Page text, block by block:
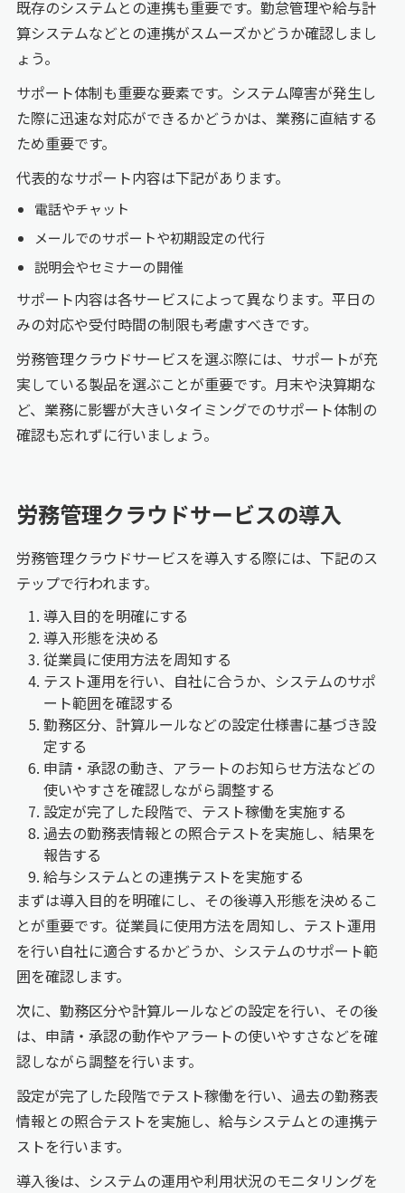
既存のシステムとの連携も重要です。勤怠管理や給与計
算システムなどとの連携がスムーズかどうか確認しまし
ょう。
サポート体制も重要な要素です。システム障害が発生し
た際に迅速な対応ができるかどうかは、業務に直結する
ため重要です。
代表的なサポート内容は下記があります。
電話やチャット
メールでのサポートや初期設定の代行
説明会やセミナーの開催
サポート内容は各サービスによって異なります。平日の
みの対応や受付時間の制限も考慮すべきです。
労務管理クラウドサービスを選ぶ際には、サポートが充
実している製品を選ぶことが重要です。月末や決算期な
ど、業務に影響が大きいタイミングでのサポート体制の
確認も忘れずに行いましょう。
労務管理クラウドサービスの導入
労務管理クラウドサービスを導入する際には、下記のス
テップで行われます。
導入目的を明確にする
導入形態を決める
従業員に使用方法を周知する
テスト運用を行い、自社に合うか、システムのサポ
ート範囲を確認する
勤務区分、計算ルールなどの設定仕様書に基づき設
定する
申請・承認の動き、アラートのお知らせ方法などの
使いやすさを確認しながら調整する
設定が完了した段階で、テスト稼働を実施する
過去の勤務表情報との照合テストを実施し、結果を
報告する
給与システムとの連携テストを実施する
まずは導入目的を明確にし、その後導入形態を決めるこ
とが重要です。従業員に使用方法を周知し、テスト運用
を行い自社に適合するかどうか、システムのサポート範
囲を確認します。
次に、勤務区分や計算ルールなどの設定を行い、その後
は、申請・承認の動作やアラートの使いやすさなどを確
認しながら調整を行います。
設定が完了した段階でテスト稼働を行い、過去の勤務表
情報との照合テストを実施し、給与システムとの連携テ
ストを行います。
導入後は、システムの運用や利用状況のモニタリングを